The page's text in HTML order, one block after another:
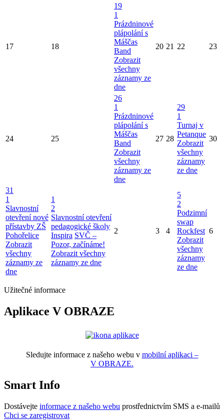
17 18
19
1
Prázdninové
plápolání s
Máščas
Band
Zobrazit
všechny
záznamy ze
dne
20 21 22 23
24 25
26
1
Prázdninové
plápolání s
Máščas
Band
Zobrazit
všechny
záznamy ze
dne
27 28
29
1
Turnaj v
Petanque
Zobrazit
všechny
záznamy
ze dne
30
31
1
Slavnostní
otevření nové
přístavby ZŠ
Pohořelice
Zobrazit
všechny
záznamy ze
dne
1
2
Slavnostní otevření
pedagogické školy
Inspira SVČ –
Pozor, začínáme!
Zobrazit všechny
záznamy ze dne
2 3 4
5
2
Podzimní
swap
Rockfest
Zobrazit
všechny
záznamy
ze dne
6
Užitečné informace
Aplikace V OBRAZE
Sledujte informace z našeho webu v mobilní aplikaci –
V OBRAZE.
Smart Info
Dostávejte informace z našeho webu prostřednictvím SMS a e-mailů
Chci se zaregistrovat